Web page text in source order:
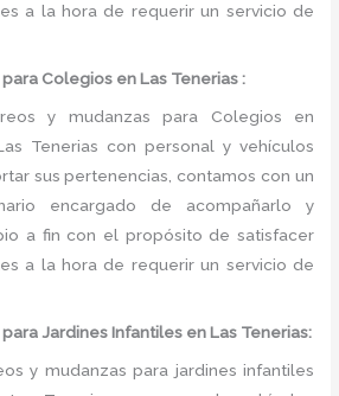
a la hora de requerir un servicio de
Colegios en Las Tenerias :
y mudanzas para Colegios en
Tenerias con personal y vehículos
sus pertenencias, contamos con un
encargado de acompañarlo y
a fin con el propósito de satisfacer
a la hora de requerir un servicio de
Jardines Infantiles en Las Tenerias:
y mudanzas para jardines infantiles